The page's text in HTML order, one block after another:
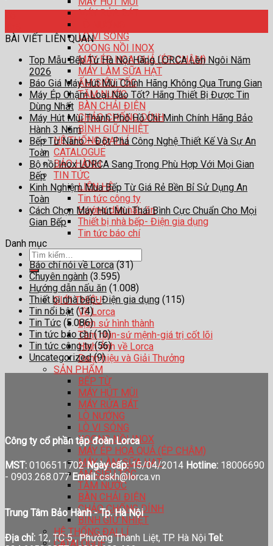
MÁY RỬA BÁT
LÒ VI SÓNG
XOONG NỒI INOX
MÁY ÉP HOA QUẢ (ÉP CHẬM)
MÁY LÀM SỮA HẠT
ẤM SIÊU TỐC
TĂM NƯỚC
BÀN CHẢI ĐIỆN
CHẢO CHỐNG DÍNH
BÌNH GIỮ NHIỆT
HỆ THỐNG ĐẠI LÍ
CATALOGUE
BẢO HÀNH
TIN TỨC
LIÊN HỆ
Tin tức công ty
Hướng dẫn nấu ăn
Thiết bị nhà bếp- Điện gia dụng
Tin tức báo chí
Tìm
kiếm:
GIỚI THIỆU
Về Lorca
Lịch sử hình thành
Tầm nhìn-sứ mệnh-giá trị cốt lõi
Hình Ảnh về Lorca
Danh hiệu và Giải Thưởng
SẢN PHẨM
BẾP TỪ
MÁY HÚT MÙI
MÁY RỬA BÁT
LÒ NƯỚNG
LÒ VI SÓNG
XOONG NỒI INOX
MÁY ÉP HOA QUẢ (ÉP CHẬM)
MÁY LÀM SỮA HẠT
ẤM SIÊU TỐC
TĂM NƯỚC
BÀN CHẢI ĐIỆN
CHẢO CHỐNG DÍNH
BÌNH GIỮ NHIỆT
HỆ THỐNG ĐẠI LÍ
CATALOGUE
BÀI VIẾT LIÊN QUAN
Top Mẫu Bếp Từ Hà Nội Hãng LORCA Lên Ngôi Năm
2026
Báo Giá Máy Hút Mùi Chính Hãng Không Qua Trung Gian
Máy Ép Chậm Loại Nào Tốt? Hãng Thiết Bị Được Tin
Dùng Nhất
Máy Hút Mùi Thành Phố Hồ Chí Minh Chính Hãng Bảo
Hành 3 Năm
Bếp Từ Nano – Đột Phá Công Nghệ Thiết Kế Và Sự An
Toàn
Bộ nồi Inox LORCA Sang Trọng Phù Hợp Với Mọi Gian
Bếp
Kinh Nghiệm Mua Bếp Từ Giá Rẻ Bền Bỉ Sử Dụng An
Toàn
Cách Chọn Máy Hút Mùi Thái Bình Cực Chuẩn Cho Mọi
Gian Bếp
Danh mục
Báo chí nói về Lorca(31)
Chuyên ngành (3.595)
Hướng dẫn nấu ăn (1.008)
Thiết bị nhà bếp- Điện gia dụng (115)
Tin nổi bật (14)
Tin Tức (5.086)
Tin tức báo chí(10)
Tin tức công ty(56)
Uncategorized(9)
Công ty cổ phần tập đoàn Lorca
MST: 0106511702Ngày cấp:15/04/2014 Hotline: 18006690
- 0903.268.077 Email:cskh@lorca.vn
Trung Tâm Bảo Hành - Tp. Hà Nội
Địa chỉ: 12, TC 5 , Phường Thanh Liệt, TP. Hà Nội Tel: